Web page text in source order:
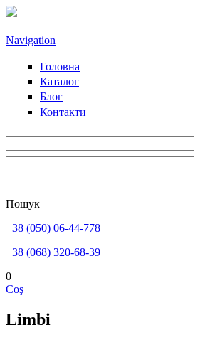
Sari la conținutul principal
Navigation
Головна
Каталог
Блог
Контакти
Пошук
+38 (050) 06-44-778
+38 (068) 320-68-39
0
Coş
Limbi